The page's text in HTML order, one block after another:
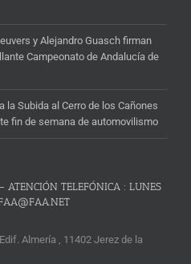
y Alejandro Guasch firman
Campeonato de Andalucía de
Subida al Cerro de los Cañones
fin de semana de automovilismo
ATENCIÓN TELEFÓNICA : LUNES
Almería , 11402 Jerez de la